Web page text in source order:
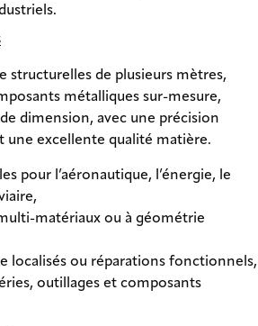
structurelles de plusieurs mètres,
métalliques sur-mesure,
dimension, avec une précision
une excellente qualité matière.
pour l’aéronautique, l’énergie, le
matériaux ou à géométrie
localisés ou réparations fonctionnels,
outillages et composants